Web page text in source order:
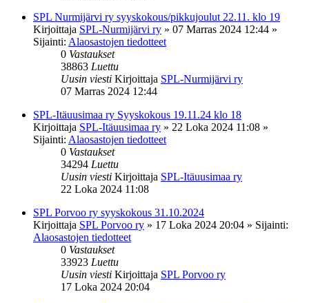
SPL Nurmijärvi ry syyskokous/pikkujoulut 22.11. klo 19
Kirjoittaja SPL-Nurmijärvi ry » 07 Marras 2024 12:44 »
Sijainti: Alaosastojen tiedotteet
0 Vastaukset
38863 Luettu
Uusin viesti Kirjoittaja SPL-Nurmijärvi ry
07 Marras 2024 12:44
SPL-Itäuusimaa ry Syyskokous 19.11.24 klo 18
Kirjoittaja SPL-Itäuusimaa ry » 22 Loka 2024 11:08 »
Sijainti: Alaosastojen tiedotteet
0 Vastaukset
34294 Luettu
Uusin viesti Kirjoittaja SPL-Itäuusimaa ry
22 Loka 2024 11:08
SPL Porvoo ry syyskokous 31.10.2024
Kirjoittaja SPL Porvoo ry » 17 Loka 2024 20:04 » Sijainti:
Alaosastojen tiedotteet
0 Vastaukset
33923 Luettu
Uusin viesti Kirjoittaja SPL Porvoo ry
17 Loka 2024 20:04